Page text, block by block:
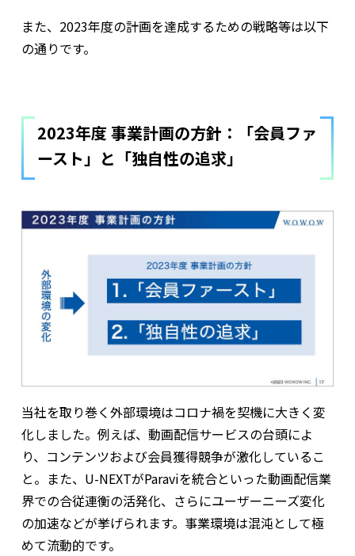
また、2023年度の計画を達成するための戦略等は以下
の通りです。
2023年度 事業計画の方針：「会員ファ
ースト」と「独自性の追求」
当社を取り巻く外部環境はコロナ禍を契機に大きく変
化しました。例えば、動画配信サービスの台頭によ
り、コンテンツおよび会員獲得競争が激化しているこ
と。また、U-NEXTがParaviを統合といった動画配信業
界での合従連衡の活発化、さらにユーザーニーズ変化
の加速などが挙げられます。事業環境は混沌として極
めて流動的です。